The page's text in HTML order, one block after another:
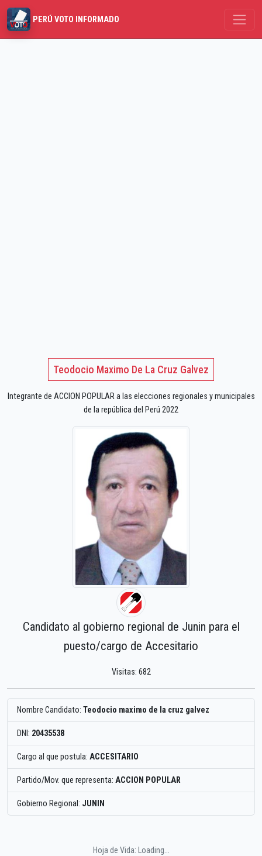
PERÚ VOTO INFORMADO
Teodocio Maximo De La Cruz Galvez
Integrante de ACCION POPULAR a las elecciones regionales y municipales
de la república del Perú 2022
Candidato al gobierno regional de Junin para el
puesto/cargo de Accesitario
Visitas: 682
Nombre Candidato: Teodocio maximo de la cruz galvez
DNI: 20435538
Cargo al que postula: ACCESITARIO
Partido/Mov. que representa: ACCION POPULAR
Gobierno Regional: JUNIN
Hoja de Vida: Loading...